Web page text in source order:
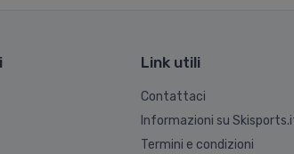
Link utili
Contattaci
Informazioni su
Termini e condizioni